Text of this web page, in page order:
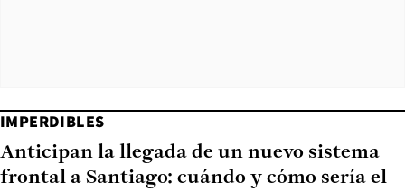
IMPERDIBLES
Anticipan la llegada de un nuevo sistema
frontal a Santiago: cuándo y cómo sería el